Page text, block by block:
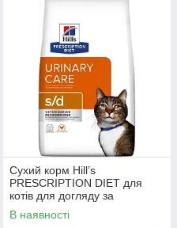
Сухий корм Hill’s
PRESCRIPTION DIET для
котів для догляду за
сечовидільною системою з
куркою 1.5 кг
В наявності